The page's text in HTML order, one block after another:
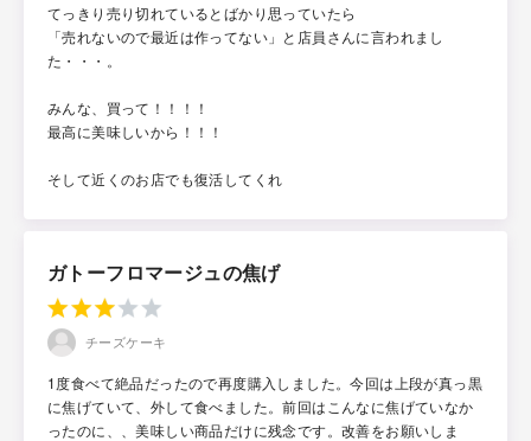
てっきり売り切れているとばかり思っていたら
「売れないので最近は作ってない」と店員さんに言われまし
た・・・。
みんな、買って！！！！
最高に美味しいから！！！
そして近くのお店でも復活してくれ
ガトーフロマージュの焦げ
チーズケーキ
1度食べて絶品だったので再度購入しました。今回は上段が真っ黒
に焦げていて、外して食べました。前回はこんなに焦げていなか
ったのに、、美味しい商品だけに残念です。改善をお願いしま